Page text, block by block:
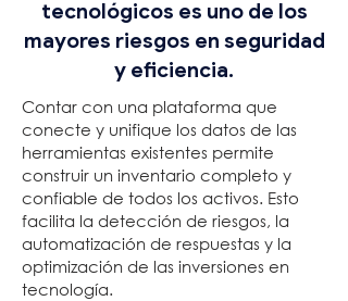
tecnológicos es uno de los
mayores riesgos en seguridad
y eficiencia.
Contar con una plataforma que
conecte y unifique los datos de las
herramientas existentes permite
construir un inventario completo y
confiable de todos los activos. Esto
facilita la detección de riesgos, la
automatización de respuestas y la
optimización de las inversiones en
tecnología.